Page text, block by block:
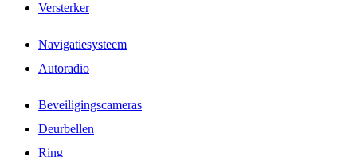
Versterker
Navigatiesysteem
Autoradio
Beveiligingscameras
Deurbellen
Ring